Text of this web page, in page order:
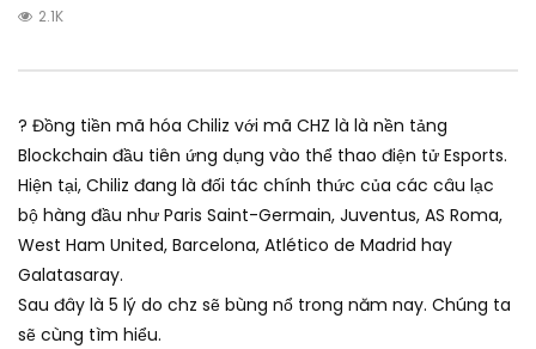
2.1K
? Đồng tiền mã hóa Chiliz với mã CHZ là là nền tảng
Blockchain đầu tiên ứng dụng vào thể thao điện tử Esports.
Hiện tại, Chiliz đang là đối tác chính thức của các câu lạc
bộ hàng đầu như Paris Saint-Germain, Juventus, AS Roma,
West Ham United, Barcelona, Atlético de Madrid hay
Galatasaray.
Sau đây là 5 lý do chz sẽ bùng nổ trong năm nay. Chúng ta
sẽ cùng tìm hiểu.